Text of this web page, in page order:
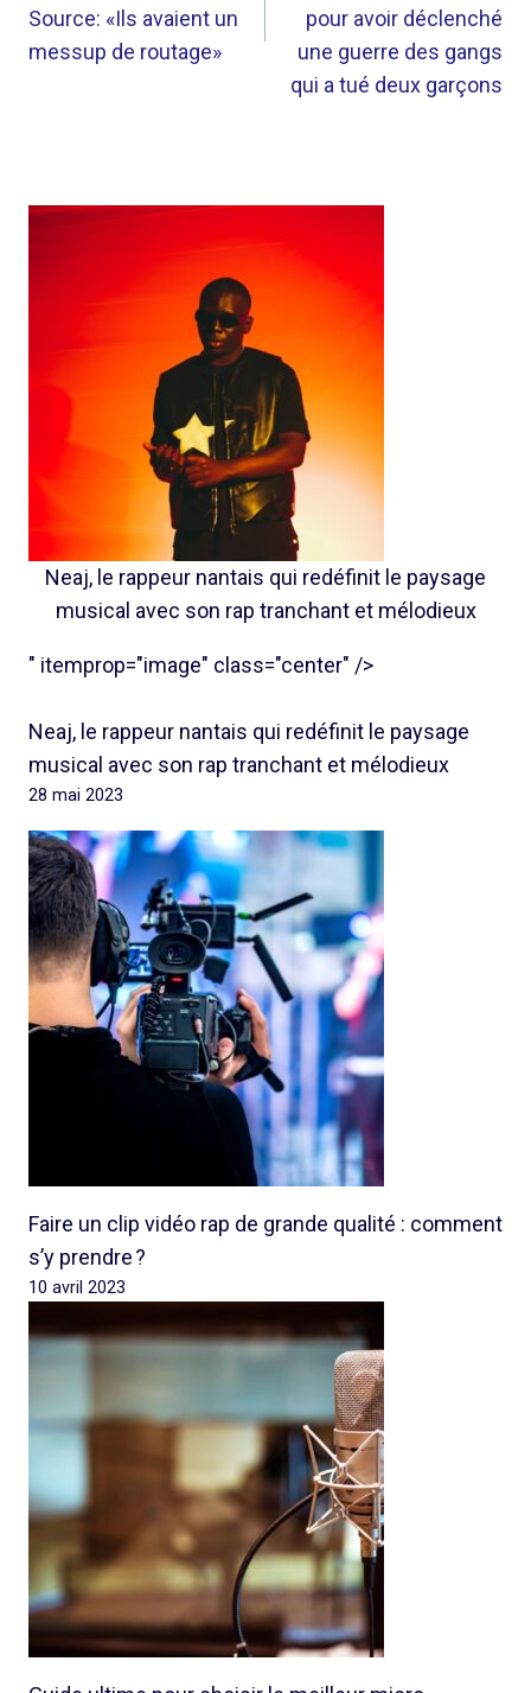
Source: «Ils avaient un
messup de routage»
pour avoir déclenché
une guerre des gangs
qui a tué deux garçons
Neaj, le rappeur nantais qui redéfinit le paysage
musical avec son rap tranchant et mélodieux
" itemprop="image" class="center" />
Neaj, le rappeur nantais qui redéfinit le paysage
musical avec son rap tranchant et mélodieux
28 mai 2023
Faire un clip vidéo rap de grande qualité : comment
s’y prendre ?
10 avril 2023